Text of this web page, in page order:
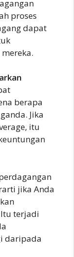
proses
dapat
berapa
Jika
itu
jika Anda
terjadi
daripada